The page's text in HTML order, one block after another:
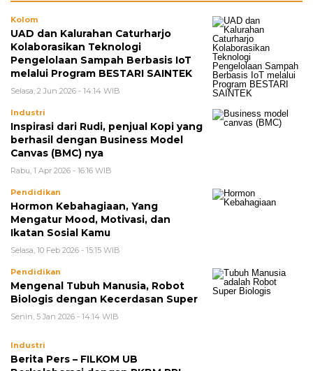
Kolom
UAD dan Kalurahan Caturharjo
Kolaborasikan Teknologi
Pengelolaan Sampah Berbasis IoT
melalui Program BESTARI SAINTEK
Selasa, 2 Jun 2026 - 14:14 WIB
Industri
Inspirasi dari Rudi, penjual Kopi yang
berhasil dengan Business Model
Canvas (BMC) nya
Rabu, 1 Apr 2026 - 16:16 WIB
Pendidikan
Hormon Kebahagiaan, Yang
Mengatur Mood, Motivasi, dan
Ikatan Sosial Kamu
Selasa, 10 Feb 2026 - 15:15 WIB
Pendidikan
Mengenal Tubuh Manusia, Robot
Biologis dengan Kecerdasan Super
Senin, 5 Jan 2026 - 14:14 WIB
Industri
Berita Pers – FILKOM UB